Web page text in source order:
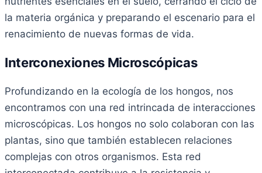
la materia orgánica y preparando el escenario para el
renacimiento de nuevas formas de vida.
Interconexiones Microscópicas
Profundizando en la ecología de los hongos, nos
encontramos con una red intrincada de interacciones
microscópicas. Los hongos no solo colaboran con las
plantas, sino que también establecen relaciones
complejas con otros organismos. Esta red